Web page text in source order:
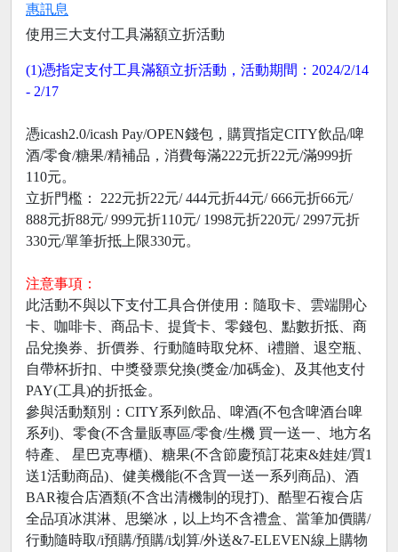
惠訊息
使用三大支付工具滿額立折活動
(1)憑指定支付工具滿額立折活動，活動期間：2024/2/14
- 2/17
憑icash2.0/icash Pay/OPEN錢包，購買指定CITY飲品/啤
酒/零食/糖果/精補品，消費每滿222元折22元/滿999折
110元。
立折門檻： 222元折22元/ 444元折44元/ 666元折66元/
888元折88元/ 999元折110元/ 1998元折220元/ 2997元折
330元/單筆折抵上限330元。
注意事項：
此活動不與以下支付工具合併使用：隨取卡、雲端開心
卡、咖啡卡、商品卡、提貨卡、零錢包、點數折抵、商
品兌換券、折價券、行動隨時取兌杯、i禮贈、退空瓶、
自帶杯折扣、中獎發票兌換(獎金/加碼金)、及其他支付
PAY(工具)的折抵金。
參與活動類別：CITY系列飲品、啤酒(不包含啤酒台啤
系列)、零食(不含量販專區/零食/生機 買一送一、地方名
特產、 星巴克專櫃)、糖果(不含節慶預訂花束&娃娃/買1
送1活動商品)、健美機能(不含買一送一系列商品)、酒
BAR複合店酒類(不含出清機制的現打)、酷聖石複合店
全品項冰淇淋、思樂冰，以上均不含禮盒、當筆加價購/
行動隨時取/i預購/預購/i划算/外送&7-ELEVEN線上購物